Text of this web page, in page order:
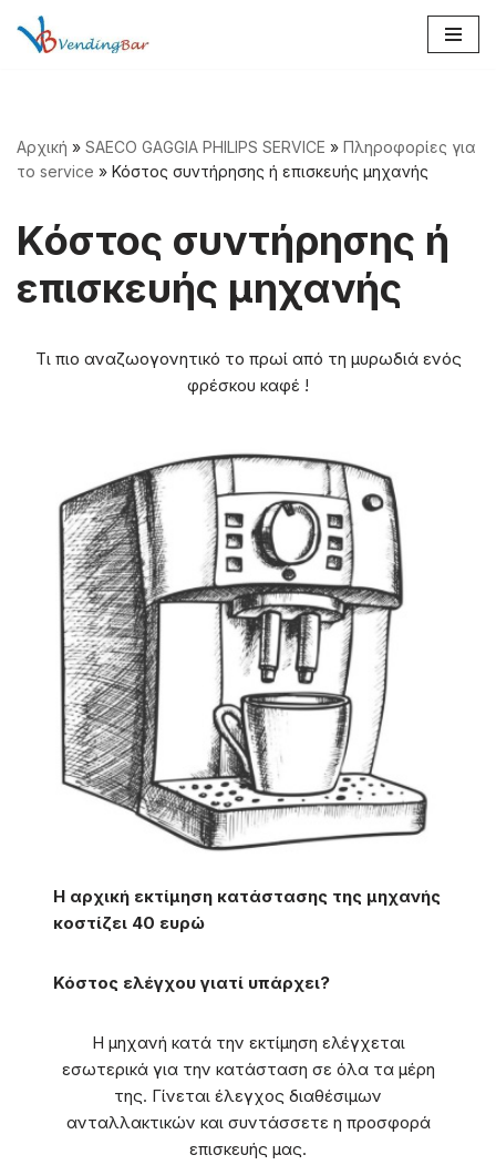
Μεταπηδήστε
Αρχική » SAECO GAGGIA PHILIPS SERVICE » Πληροφορίες για
το service » Κόστος συντήρησης ή επισκευής μηχανής
Κόστος συντήρησης ή
επισκευής μηχανής
Τι πιο αναζωογονητικό το πρωί από τη μυρωδιά ενός
φρέσκου καφέ !
Η αρχική εκτίμηση κατάστασης της μηχανής
κοστίζει 40 ευρώ
Κόστος ελέγχου γιατί υπάρχει?
Η μηχανή κατά την εκτίμηση ελέγχεται
εσωτερικά για την κατάσταση σε όλα τα μέρη
της. Γίνεται έλεγχος διαθέσιμων
ανταλλακτικών και συντάσσετε η προσφορά
επισκευής μας.